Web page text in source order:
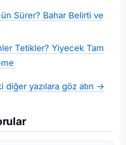
Sürer? Bahar Belirti ve
Tetikler? Yiyecek Tam
diğer yazılara göz atın →